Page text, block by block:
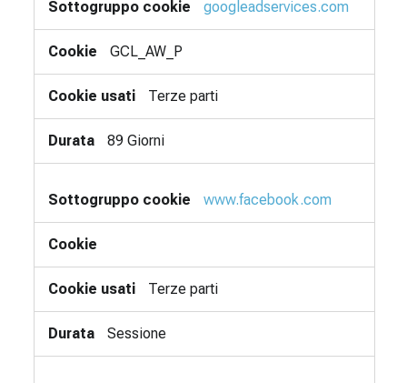
googleadservices.com
GCL_AW_P
Terze parti
89 Giorni
www.facebook.com
Terze parti
Sessione